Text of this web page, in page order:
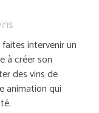
intervenir un
à créer son
des vins de
animation qui